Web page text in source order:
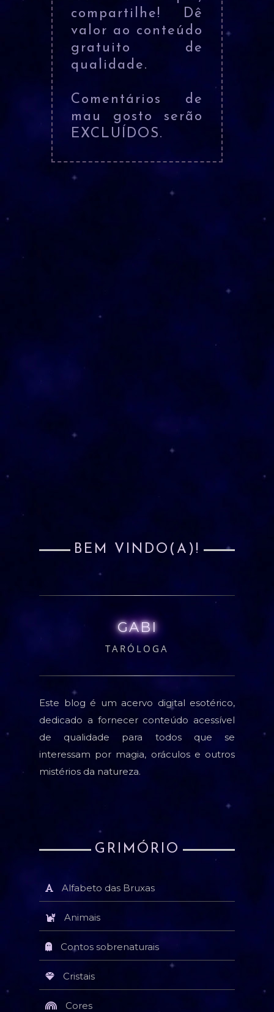
compartilhe! Dê
valor ao conteúdo
gratuito de
qualidade.
Comentários de
mau gosto serão
EXCLUÍDOS.
BEM VINDO(A)!
GABI
TARÓLOGA
Este blog é um acervo digital esotérico,
dedicado a fornecer conteúdo acessível
de qualidade para todos que se
interessam por magia, oráculos e outros
mistérios da natureza.
GRIMÓRIO
Alfabeto das Bruxas
Animais
Contos sobrenaturais
Cristais
Cores